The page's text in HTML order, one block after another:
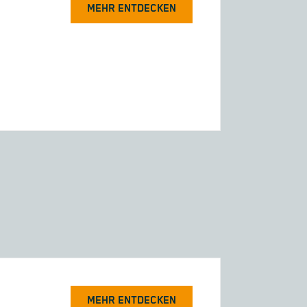
MEHR ENTDECKEN
MEHR ENTDECKEN